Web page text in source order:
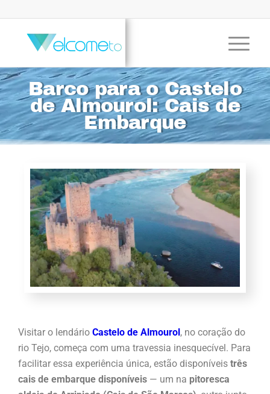
Barco para o Castelo
de Almourol: Cais de
Embarque
Visitar o lendário Castelo de Almourol , no coração do
rio Tejo, começa com uma travessia inesquecível. Para
facilitar essa experiência única, estão disponíveis três
cais de embarque disponíveis — um na pitoresca